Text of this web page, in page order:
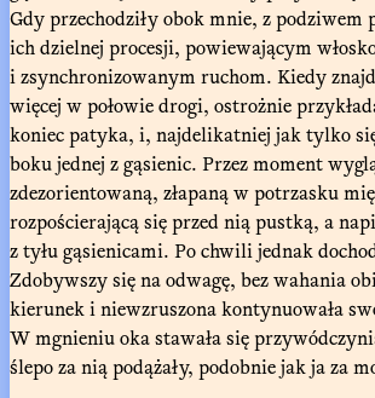
Gdy przechodziły obok mnie, z podziwem
ich dzielnej procesji, powiewającym
i zsynchronizowanym ruchom. Kiedy
więcej w połowie drogi, ostrożnie
koniec patyka, i, najdelikatniej jak tylko
boku jednej z gąsienic. Przez moment
zdezorientowaną, złapaną w potrzasku
rozpościerającą się przed nią pustką, a
z tyłu gąsienicami. Po chwili jednak
Zdobywszy się na odwagę, bez wahania
kierunek i niewzruszona kontynuowała
W mgnieniu oka stawała się
ślepo za nią podążały, podobnie jak ja za